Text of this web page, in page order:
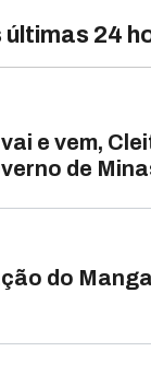
24
e vem,
de
do